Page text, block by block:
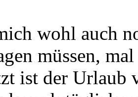
wohl auch
müssen,
ist der Urlaub